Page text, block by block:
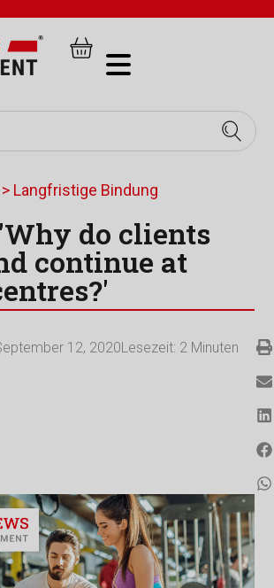
> Langfristige Bindung
do clients
continue at
12, 2020Lesezeit: 2 Minuten